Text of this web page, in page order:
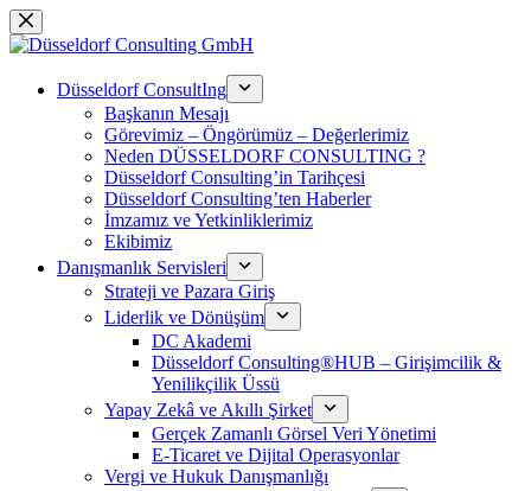
Skip
to
Düsseldorf ConsultIng
Başkanın Mesajı
Görevimiz – Öngörümüz – Değerlerimiz
Neden DÜSSELDORF CONSULTING ?
Düsseldorf Consulting’in Tarihçesi
Düsseldorf Consulting’ten Haberler
İmzamız ve Yetkinliklerimiz
Ekibimiz
Danışmanlık Servisleri
Strateji ve Pazara Giriş
Liderlik ve Dönüşüm
DC Akademi
Düsseldorf Consulting®HUB – Girişimcilik &
Yenilikçilik Üssü
Yapay Zekâ ve Akıllı Şirket
Gerçek Zamanlı Görsel Veri Yönetimi
E-Ticaret ve Dijital Operasyonlar
Vergi ve Hukuk Danışmanlığı